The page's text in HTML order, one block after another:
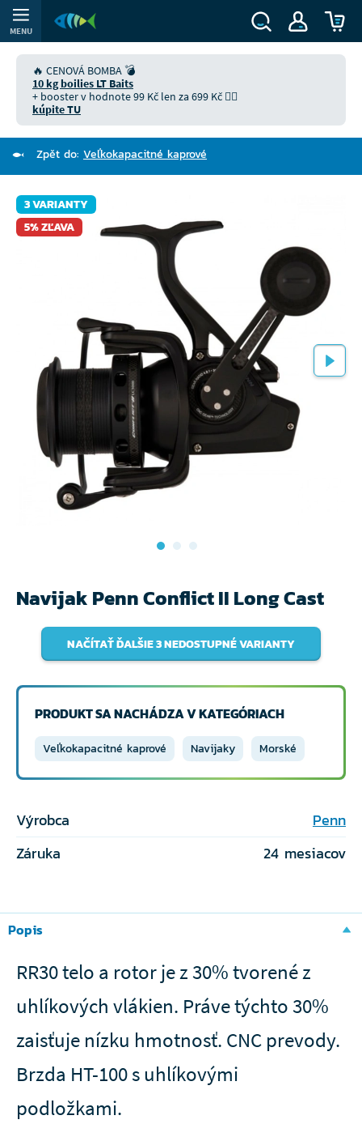
MENU
🔥 CENOVÁ BOMBA 💣
10 kg boilies LT Baits
+ booster v hodnote 99 Kč len za 699 Kč 👉🏻
kúpite TU
Zpět do: Veľkokapacitné kaprové
3 VARIANTY
5% ZĽAVA
Navijak Penn Conflict II Long Cast
NAČÍTAŤ ĎALŠIE 3 NEDOSTUPNÉ VARIANTY
PRODUKT SA NACHÁDZA V KATEGÓRIACH
Veľkokapacitné kaprové Navijaky Morské
Výrobca
Penn
Záruka
24 mesiacov
Popis
RR30 telo a rotor je z 30% tvorené z
uhlíkových vlákien. Práve týchto 30%
zaisťuje nízku hmotnosť. CNC prevody.
Brzda HT-100 s uhlíkovými
podložkami.